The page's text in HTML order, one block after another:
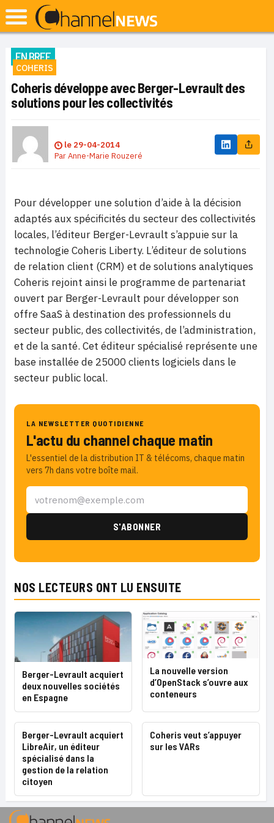
EN BREF
COHERIS
Coheris développe avec Berger-Levrault des
solutions pour les collectivités
le 29-04-2014
ParAnne-Marie Rouzeré
Pour développer une solution d’aide à la décision
adaptés aux spécificités du secteur des collectivités
locales, l’éditeur Berger-Levrault s’appuie sur la
technologie Coheris Liberty. L’éditeur de solutions
de relation client (CRM) et de solutions analytiques
Coheris rejoint ainsi le programme de partenariat
ouvert par Berger-Levrault pour développer son
offre SaaS à destination des professionnels du
secteur public, des collectivités, de l’administration,
et de la santé. Cet éditeur spécialisé représente une
base installée de 25000 clients logiciels dans le
secteur public local.
LA NEWSLETTER QUOTIDIENNE
L'actu du channel chaque matin
L'essentiel de la distribution IT & télécoms, chaque matin
vers 7h dans votre boîte mail.
NOS LECTEURS ONT LU ENSUITE
Berger-Levrault acquiert
deux nouvelles sociétés
en Espagne
La nouvelle version
d’OpenStack s’ouvre aux
conteneurs
Berger-Levrault acquiert
LibreAir, un éditeur
spécialisé dans la
gestion de la relation
citoyen
Coheris veut s’appuyer
sur les VARs